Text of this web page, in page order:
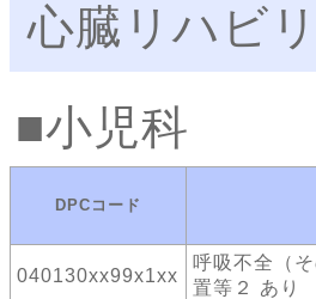
心臓リハビ
小児科
DPCコード
040130xx99x1xx
呼吸不全（
置等２ あり